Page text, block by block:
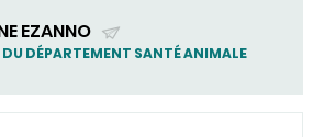
EZANNO
DU DÉPARTEMENT SANTÉ ANIMALE